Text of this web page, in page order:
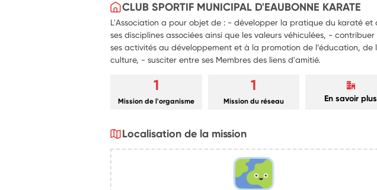
CLUB SPORTIF MUNICIPAL D'EAUBONNE KARATE
L'Association a pour objet de : - développer la pratique du karaté et
ses disciplines associées ainsi que les valeurs véhiculées, -
ses activités au développement et à la promotion de l’éducation, de
culture, - susciter entre ses Membres des liens d'amitié.
1
Mission de l'organisme
1
Mission du réseau En savoir plus
Localisation de la mission